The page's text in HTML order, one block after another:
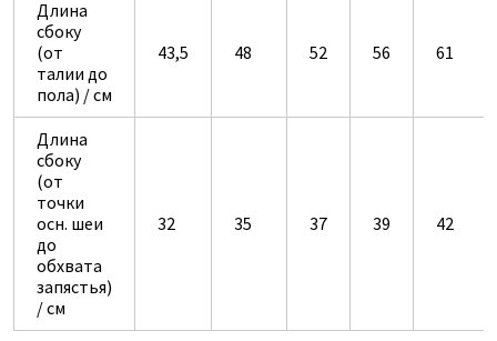
Длина
сбоку
(от
талии до
пола) / см
43,5 48 52 56 61
Длина
сбоку
(от
точки
осн. шеи
до
обхвата
запястья)
/ см
32 35 37 39 42